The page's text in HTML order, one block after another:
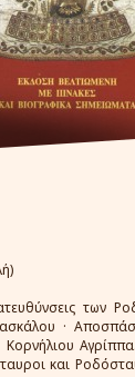
των
·
Κορνήλιου
και